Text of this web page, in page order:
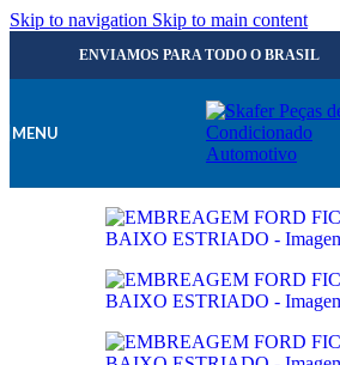
Skip to navigation Skip to main content
ENVIAMOS PARA TODO O BRASIL
MENU